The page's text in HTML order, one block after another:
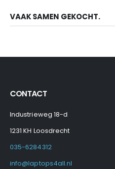
VAAK SAMEN GEKOCHT.
CONTACT
Industrieweg 18-d
1231 KH Loosdrecht
035-6284312
info@laptops4all.nl